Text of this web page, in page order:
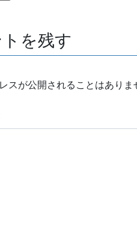
を残す
スが公開されることはありま